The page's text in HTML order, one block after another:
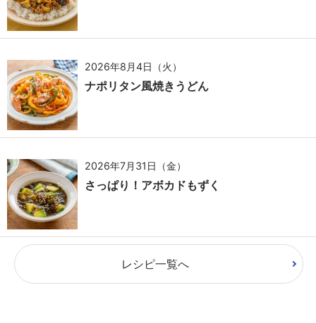
2026年8月4日（火）
ナポリタン風焼きうどん
2026年7月31日（金）
さっぱり！アボカドもずく
レシピ一覧へ